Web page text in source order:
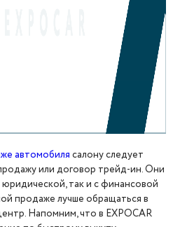
автомобиля салону следует
или договор трейд-ин. Они
так и с финансовой
продаже лучше обращаться в
Напомним, что в EXPOCAR